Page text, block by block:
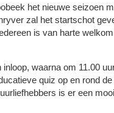
het nieuwe seizoen
zal het startschot
is van harte
waarna om 11.00
quiz op en rond
is er een